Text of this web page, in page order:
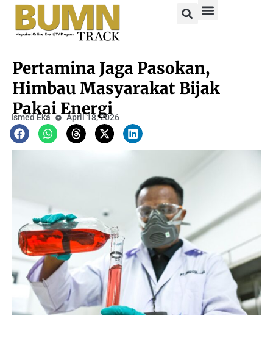
Pertamina Jaga Pasokan,
Himbau Masyarakat Bijak
Pakai Energi
Ismed Eka April 18, 2026